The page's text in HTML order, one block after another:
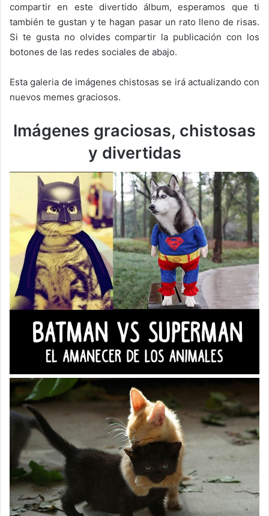
compartir en este divertido álbum, esperamos que ti
también te gustan y te hagan pasar un rato lleno de risas.
Si te gusta no olvides compartir la publicación con los
botones de las redes sociales de abajo.
Esta galeria de imágenes chistosas se irá actualizando con
nuevos memes graciosos.
Imágenes graciosas, chistosas
y divertidas